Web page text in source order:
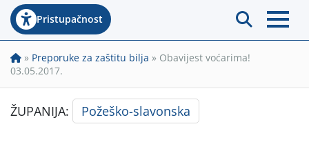
Pristupačnost
» Preporuke za zaštitu bilja » Obavijest voćarima!
03.05.2017.
ŽUPANIJA: Požeško-slavonska